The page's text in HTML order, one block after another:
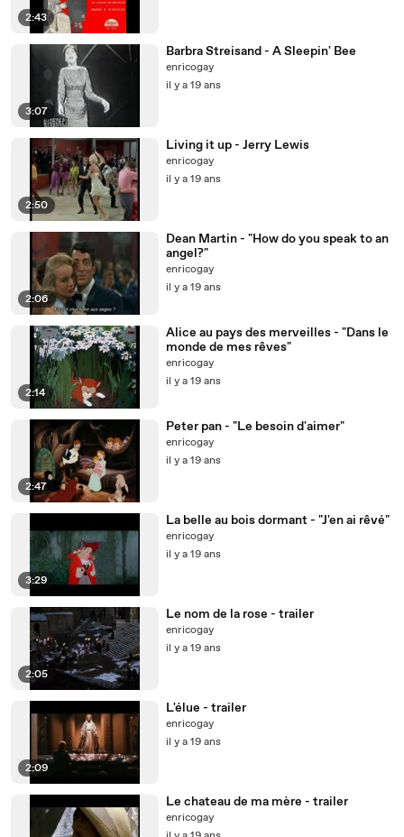
2:43
3:07
Barbra Streisand - A Sleepin' Bee
enricogay
il y a 19 ans
2:50
Living it up - Jerry Lewis
enricogay
il y a 19 ans
2:06
Dean Martin - "How do you speak to an
angel?"
enricogay
il y a 19 ans
2:14
Alice au pays des merveilles - "Dans le
monde de mes rêves"
enricogay
il y a 19 ans
2:47
Peter pan - "Le besoin d'aimer"
enricogay
il y a 19 ans
3:29
La belle au bois dormant - "J'en ai rêvé"
enricogay
il y a 19 ans
2:05
Le nom de la rose - trailer
enricogay
il y a 19 ans
2:09
L'élue - trailer
enricogay
il y a 19 ans
Le chateau de ma mère - trailer
enricogay